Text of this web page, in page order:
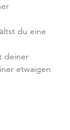
du eine
deiner
etwaigen